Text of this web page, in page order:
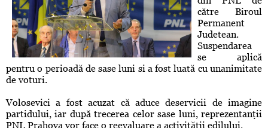
către Biroul
Permanent
Judetean.
Suspendarea
se aplică
pentru o perioadă de sase luni si a fost luată cu unanimitate
de voturi.
Volosevici a fost acuzat că aduce deservicii de imagine
partidului, iar după trecerea celor sase luni, reprezentanţii
PNL Prahova vor face o reevaluare a activităţii edilului.